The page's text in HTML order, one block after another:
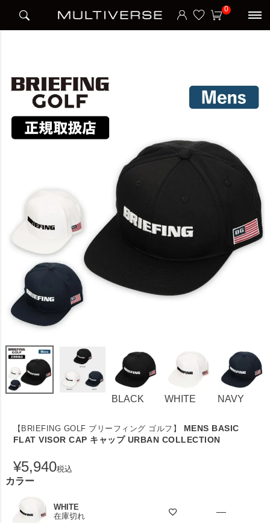
0
MENS BASIC FLAT VISOR CAP キャップ URBAN COLLECTION
BLACK WHITE NAVY
【BRIEFING GOLF ブリーフィング ゴルフ】
MENS BASIC
FLAT VISOR CAP キャップ URBAN COLLECTION
¥5,940税込
カラー
WHITE
在庫切れ
—